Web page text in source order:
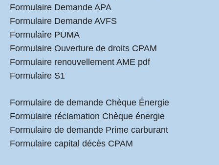
Formulaire Demande APA
Formulaire Demande AVFS
Formulaire PUMA
Formulaire Ouverture de droits CPAM
Formulaire renouvellement AME pdf
Formulaire S1
Formulaire de demande Chèque Énergie
Formulaire réclamation Chèque énergie
Formulaire de demande Prime carburant
Formulaire capital décès CPAM